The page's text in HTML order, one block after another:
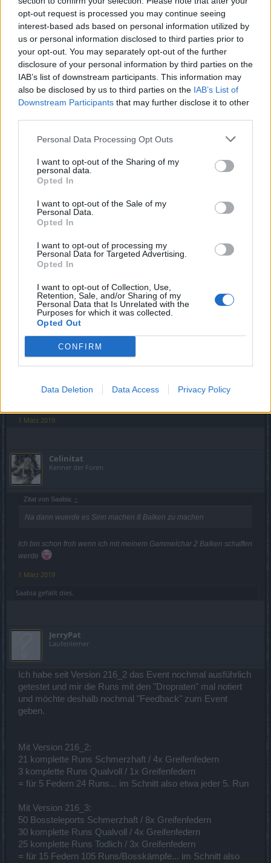
opt-out request is processed you may continue seeing
interest-based ads based on personal information utilized by
us or personal information disclosed to third parties prior to
your opt-out. You may separately opt-out of the further
disclosure of your personal information by third parties on the
IAB’s list of downstream participants. This information may
also be disclosed by us to third parties on the IAB’s List of
Downstream Participants that may further disclose it to other
Personal Data Processing Opt Outs
I want to opt-out of the Sharing of my
personal data.
Opted In
I want to opt-out of the Sale of my
Personal Data.
Opted In
I want to opt-out of processing my
Personal Data for Targeted Advertising.
Opted In
I want to opt-out of Collection, Use,
Retention, Sale, and/or Sharing of my
Personal Data that Is Unrelated with the
Purposes for which it was collected.
Opted Out
CONFIRM
Data Deletion Data Access Privacy Policy
Liebe Gruesse
Saabia
1 März 2019
GoldGord, ZetiAlpha6undXerustesgefällt dies.
GoldGord
Zitat von Saabia:
Naja Thema ist ja nun leider auch schon ausgelutscht. Wenn es
mal echt Ausruestung in unterschiedlichen Raengen gibt als
Auweh, das darauf folgende Gezeter würde ich dann aber
1 März 2019
Saabia
Lebende Forenlegende
Auweh, das darauf folgende Gezeter würde ich dann aber nicht
Na dann wuerde es Sinn machen 8 Balken zu machen...die
1 März 2019
Celinitat
Kenner der Foren
Zitat von Saabia: ↑
Na dann wuerde es Sinn machen 8 Balken zu machen
Ich bin schon froh wenn ich mit meinem Gammelchar 2 Balken schaffen
werde
1 März 2019
Saabia gefällt dies.
JerryPat
Laufenlerner
Ich habe seit Version 216_2 das Event nochmal ausführlich
getestet und mir die Runs mit den "Dropraten" mal notiert
und möchte deshalb nochmal "Feedback" zum Event
geben.
Mit Version 216_2:
21 komplette Runs Schmerzhaft / 4x Greifenfedern
3 komplette Runs Qualvoll / 1x Greifenfedern
= für 5 Federn 24 Runs... im Schnitt also etwa jeder 5. Run
Mit Version 216_3:
50 Bossteleports Schmerzhaft / 8x Greifenfedern
30 komplette Runs Qualvoll / 4x Greifenfedern
25 komplette Runs Todlich / 3x Greifenfedern
= für 15 Federn 105 Runs/Bosskämpfe... im Schnitt also